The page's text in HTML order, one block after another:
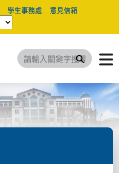
學生事務處
意見信箱
搜尋